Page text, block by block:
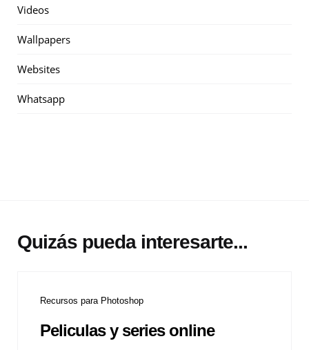
Videos
Wallpapers
Websites
Whatsapp
Quizás pueda interesarte...
Recursos para Photoshop
Peliculas y series online